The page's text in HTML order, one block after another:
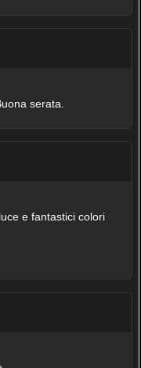
serata.
e fantastici colori